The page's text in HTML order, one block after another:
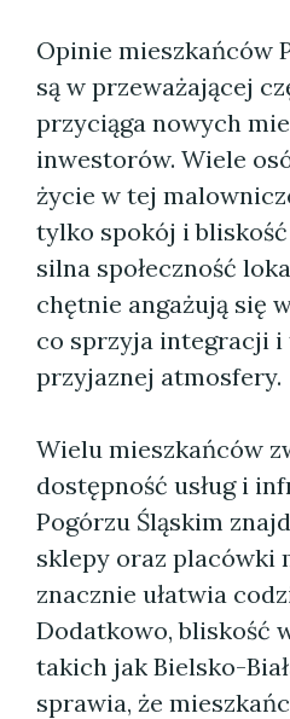
Opinie mieszkańców
są w przeważającej
przyciąga nowych
inwestorów. Wiele
życie w tej
tylko spokój i
silna społeczność
chętnie angażują się
co sprzyja integracji
przyjaznej atmosfery.
Wielu mieszkańców
dostępność usług i
Pogórzu Śląskim
sklepy oraz placówki
znacznie ułatwia
Dodatkowo, bliskość
takich jak Bielsko-
sprawia, że